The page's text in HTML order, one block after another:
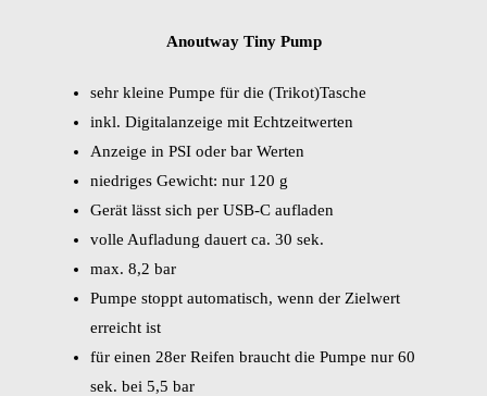
Anoutway Tiny Pump
sehr kleine Pumpe für die (Trikot)Tasche
inkl. Digitalanzeige mit Echtzeitwerten
Anzeige in PSI oder bar Werten
niedriges Gewicht: nur 120 g
Gerät lässt sich per USB-C aufladen
volle Aufladung dauert ca. 30 sek.
max. 8,2 bar
Pumpe stoppt automatisch, wenn der Zielwert
erreicht ist
für einen 28er Reifen braucht die Pumpe nur 60
sek. bei 5,5 bar